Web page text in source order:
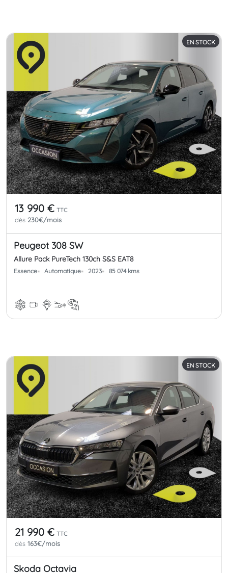
EN STOCK
13 990 € TTC
dès 230€/mois
Peugeot 308 SW
Allure Pack PureTech 130ch S&S EAT8
Essence Automatique 2023 85 074 kms
EN STOCK
21 990 € TTC
dès 163€/mois
Skoda Octavia